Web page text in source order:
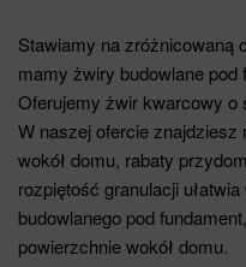
Stawiamy na zróżnicowaną
mamy żwiry budowlane pod
Oferujemy żwir kwarcowy o
W naszej ofercie
wokół domu, rabaty
rozpiętość granulacji
budowlanego pod
powierzchnie wokół domu.